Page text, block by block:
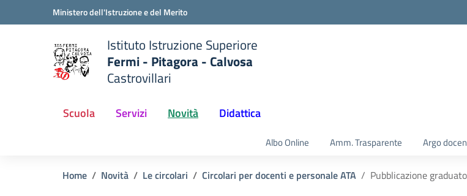
Vai ai contenuti
Vai al menu di navigazioneMinistero dell'Istruzione e del Merito
Istituto Istruzione Superiore
Fermi - Pitagora - Calvosa
Castrovillari
Scuola Servizi Novità Didattica
Albo Online Amm. Trasparente Argo
Home Novità Le circolari Circolari per docenti e personale ATA Pubblicazione